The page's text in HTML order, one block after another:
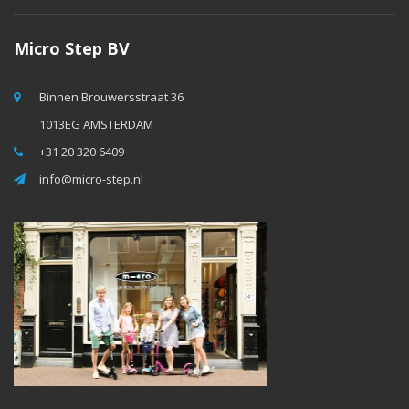
Micro Step BV
Binnen Brouwersstraat 36
1013EG AMSTERDAM
+31 20 320 6409
info@micro-step.nl